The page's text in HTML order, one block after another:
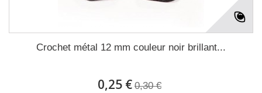
Crochet métal 12 mm couleur noir brillant...
0,25 € 0,30 €